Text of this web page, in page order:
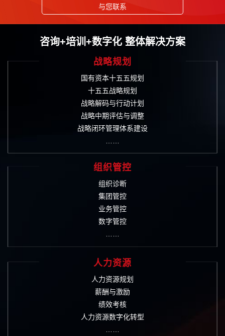
与您联系
咨询+培训+数字化 整体解决方案
战略规划
国有资本十五五规划
十五五战略规划
战略解码与行动计划
战略中期评估与调整
战略闭环管理体系建设
组织管控
组织诊断
集团管控
业务管控
数字管控
人力资源
人力资源规划
薪酬与激励
绩效考核
人力资源数字化转型